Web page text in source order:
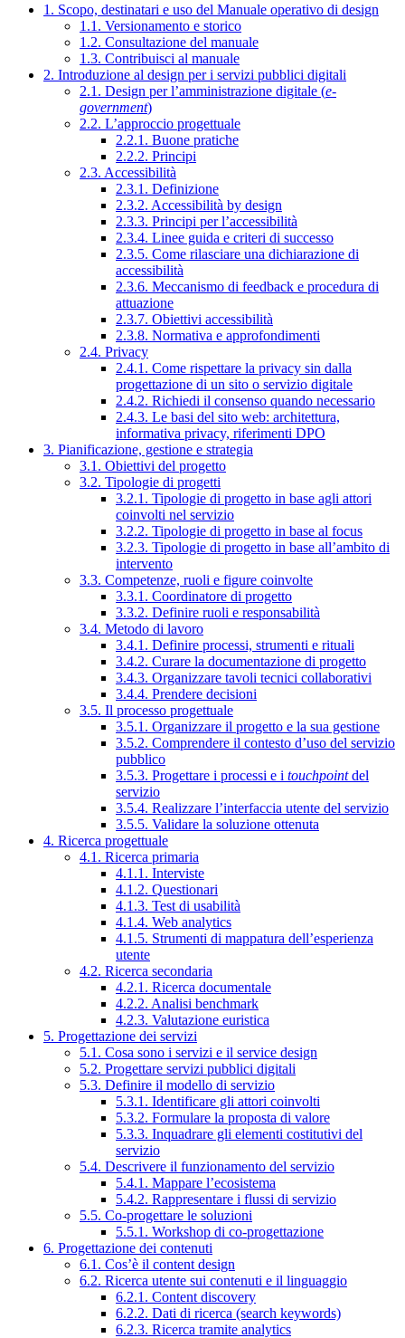
1. Scopo, destinatari e uso del Manuale operativo di design
1.1. Versionamento e storico
1.2. Consultazione del manuale
1.3. Contribuisci al manuale
2. Introduzione al design per i servizi pubblici digitali
2.1. Design per l’amministrazione digitale (e-
government)
2.2. L’approccio progettuale
2.2.1. Buone pratiche
2.2.2. Principi
2.3. Accessibilità
2.3.1. Definizione
2.3.2. Accessibilità by design
2.3.3. Principi per l’accessibilità
2.3.4. Linee guida e criteri di successo
2.3.5. Come rilasciare una dichiarazione di
accessibilità
2.3.6. Meccanismo di feedback e procedura di
attuazione
2.3.7. Obiettivi accessibilità
2.3.8. Normativa e approfondimenti
2.4. Privacy
2.4.1. Come rispettare la privacy sin dalla
progettazione di un sito o servizio digitale
2.4.2. Richiedi il consenso quando necessario
2.4.3. Le basi del sito web: architettura,
informativa privacy, riferimenti DPO
3. Pianificazione, gestione e strategia
3.1. Obiettivi del progetto
3.2. Tipologie di progetti
3.2.1. Tipologie di progetto in base agli attori
coinvolti nel servizio
3.2.2. Tipologie di progetto in base al focus
3.2.3. Tipologie di progetto in base all’ambito di
intervento
3.3. Competenze, ruoli e figure coinvolte
3.3.1. Coordinatore di progetto
3.3.2. Definire ruoli e responsabilità
3.4. Metodo di lavoro
3.4.1. Definire processi, strumenti e rituali
3.4.2. Curare la documentazione di progetto
3.4.3. Organizzare tavoli tecnici collaborativi
3.4.4. Prendere decisioni
3.5. Il processo progettuale
3.5.1. Organizzare il progetto e la sua gestione
3.5.2. Comprendere il contesto d’uso del servizio
pubblico
3.5.3. Progettare i processi e i touchpointdel
servizio
3.5.4. Realizzare l’interfaccia utente del servizio
3.5.5. Validare la soluzione ottenuta
4. Ricerca progettuale
4.1. Ricerca primaria
4.1.1. Interviste
4.1.2. Questionari
4.1.3. Test di usabilità
4.1.4. Web analytics
4.1.5. Strumenti di mappatura dell’esperienza
utente
4.2. Ricerca secondaria
4.2.1. Ricerca documentale
4.2.2. Analisi benchmark
4.2.3. Valutazione euristica
5. Progettazione dei servizi
5.1. Cosa sono i servizi e il service design
5.2. Progettare servizi pubblici digitali
5.3. Definire il modello di servizio
5.3.1. Identificare gli attori coinvolti
5.3.2. Formulare la proposta di valore
5.3.3. Inquadrare gli elementi costitutivi del
servizio
5.4. Descrivere il funzionamento del servizio
5.4.1. Mappare l’ecosistema
5.4.2. Rappresentare i flussi di servizio
5.5. Co-progettare le soluzioni
5.5.1. Workshop di co-progettazione
6. Progettazione dei contenuti
6.1. Cos’è il content design
6.2. Ricerca utente sui contenuti e il linguaggio
6.2.1. Content discovery
6.2.2. Dati di ricerca (search keywords)
6.2.3. Ricerca tramite analytics